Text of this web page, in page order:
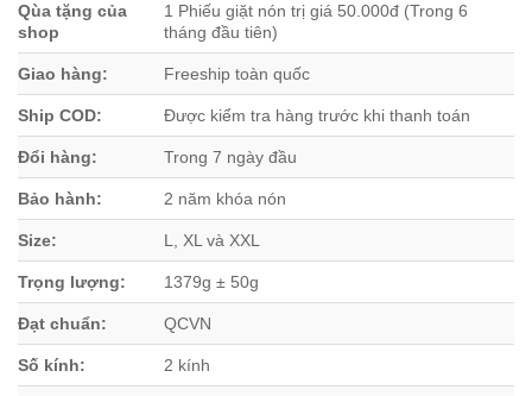
Qùa tặng của
shop
1 Phiếu giặt nón trị giá 50.000đ (Trong 6
tháng đầu tiên)
Giao hàng: Freeship toàn quốc
Ship COD: Được kiểm tra hàng trước khi thanh toán
Đổi hàng: Trong 7 ngày đầu
Bảo hành: 2 năm khóa nón
Size: L, XL và XXL
Trọng lượng: 1379g ± 50g
Đạt chuẩn: QCVN
Số kính: 2 kính